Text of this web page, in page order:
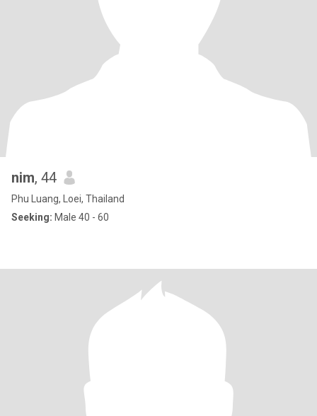
nim, 44
Phu Luang, Loei, Thailand
Seeking: Male 40 - 60